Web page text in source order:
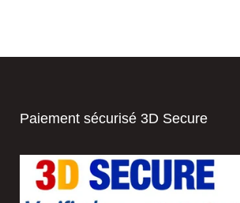
Paiement sécurisé 3D Secure